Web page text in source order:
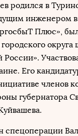
родился в
инженером
Плюс»,
округа
Его
членов
губернатора
спецоперации